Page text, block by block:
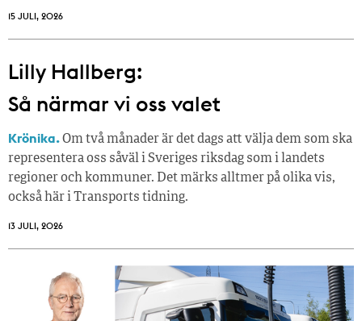
15 JULI, 2026
Lilly Hallberg:
Så närmar vi oss valet
Krönika.Om två månader är det dags att välja dem som ska
representera oss såväl i Sveriges riksdag som i landets
regioner och kommuner. Det märks alltmer på olika vis,
också här i Transports tidning.
13 JULI, 2026